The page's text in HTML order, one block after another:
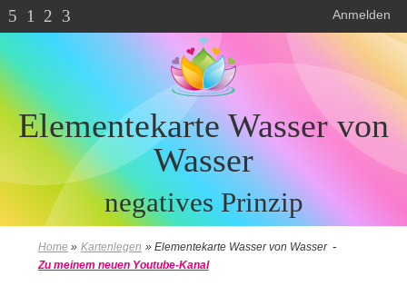
5 1 2 3 Anmelden
Elementekarte Wasser von
Wasser
negatives Prinzip
Home » Kartenlegen » Elementekarte Wasser von Wasser -
Zu meinem neuen Youtube-Kanal